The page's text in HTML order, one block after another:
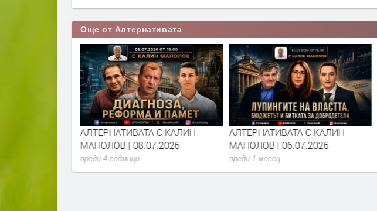
Още от Алтернативата
АЛТЕРНАТИВАТА С КАЛИН
МАНОЛОВ | 08.07.2026
преди 4 седмици
АЛТЕРНАТИВАТА С КАЛИН
МАНОЛОВ | 06.07.2026
преди 1 месец